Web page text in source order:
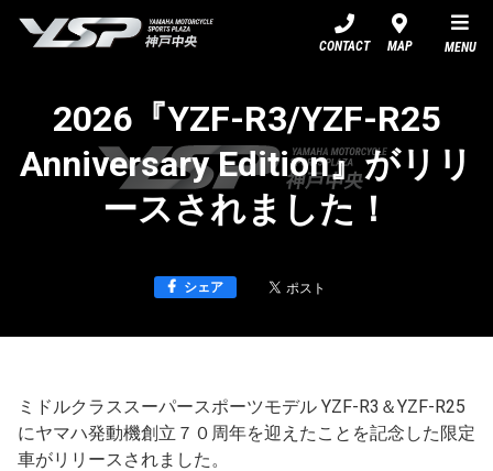
CONTACT MAP MENU
2026『YZF-R3/YZF-R25
Anniversary Edition』がリリ
ースされました！
シェア
ミドルクラススーパースポーツモデル YZF-R3＆YZF-R25
にヤマハ発動機創立７０周年を迎えたことを記念した限定
車がリリースされました。